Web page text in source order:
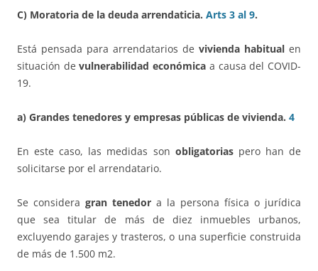
C) Moratoria de la deuda arrendaticia. Arts 3 al 9.
Está pensada para arrendatarios de vivienda habitual en
situación devulnerabilidad económica a causa del COVID-
19.
a) Grandes tenedores y empresas públicas de vivienda. 4
En este caso, las medidas son obligatoriaspero han de
solicitarse por el arrendatario.
Se considera gran tenedor a la persona física o jurídica
que sea titular de más de diez inmuebles urbanos,
excluyendo garajes y trasteros, o una superficie construida
de más de 1.500 m2.